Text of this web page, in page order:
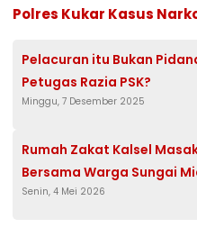
Polres Kukar Kasus
Pelacuran itu Bukan
Petugas Razia PSK?
Minggu, 7 Desember 2025
Rumah Zakat Kalsel
Bersama Warga Sungai
Senin, 4 Mei 2026